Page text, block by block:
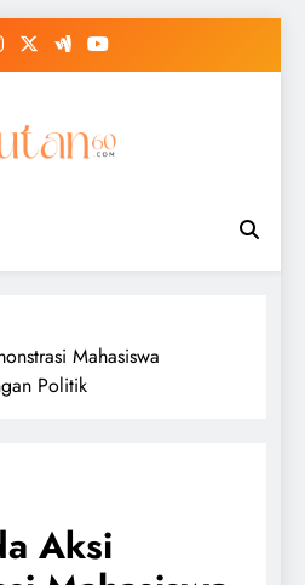
Mahasiswa
Politik
Aksi